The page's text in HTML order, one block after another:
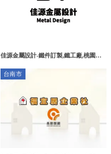
佳源金屬設計-鐵件訂製,鐵工廠,桃園鐵
台南市